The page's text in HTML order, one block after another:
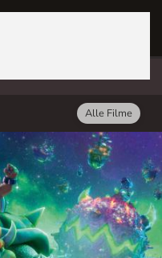
Alle Filme